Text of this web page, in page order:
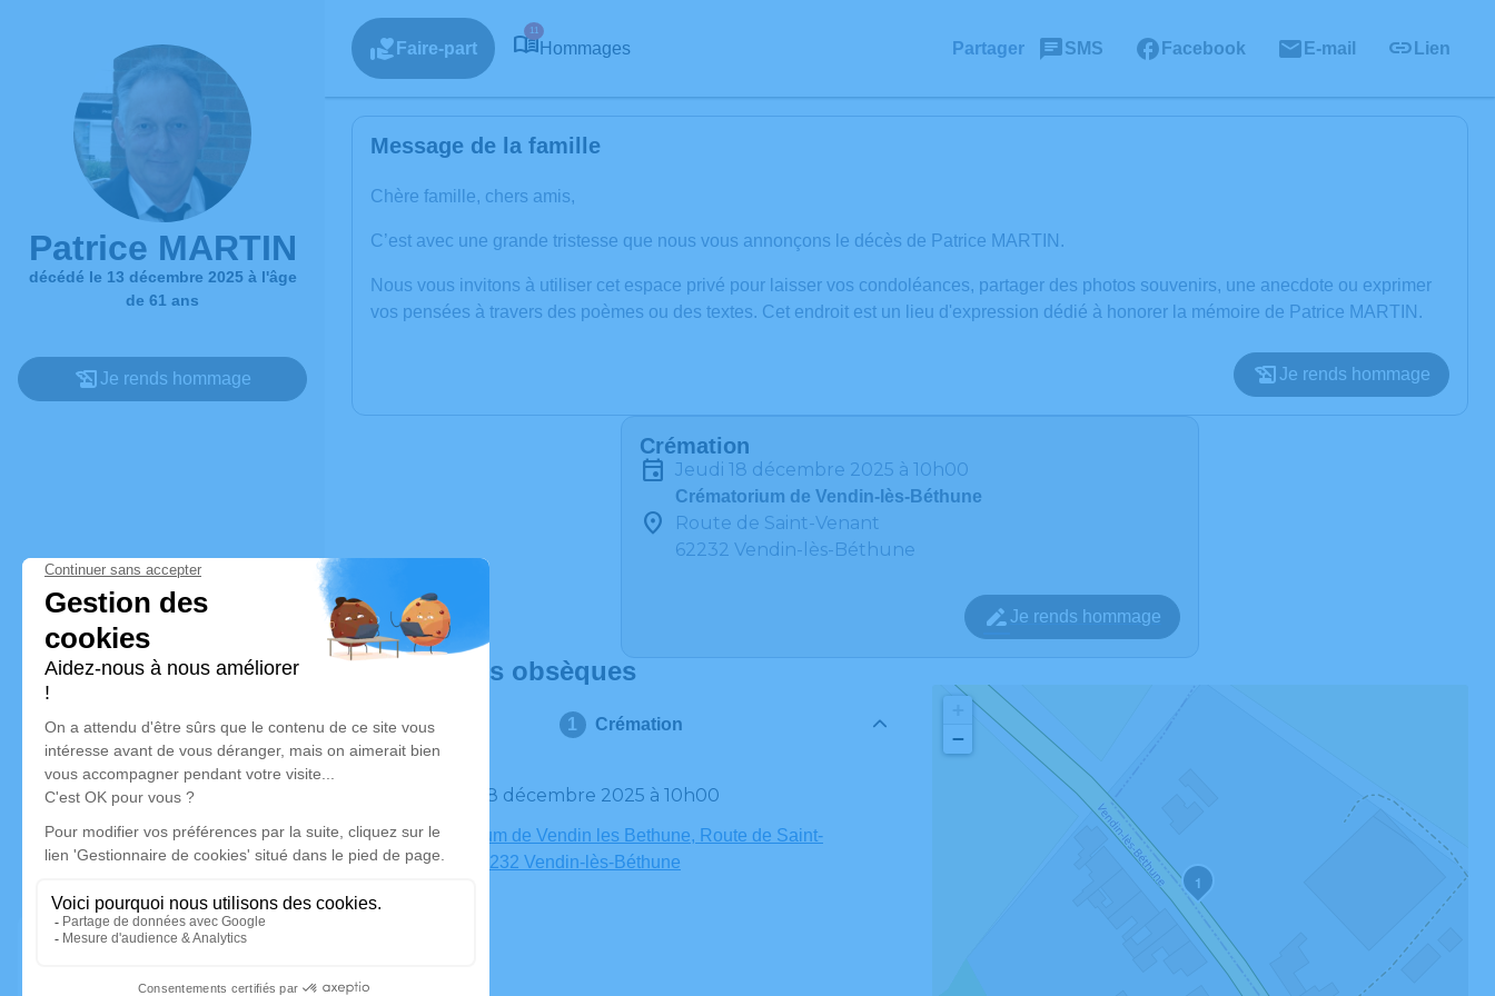
Patrice MARTIN
décédé le 13 décembre 2025 à l'âge
de 61 ans
Je rends hommage
Faire-part
11
Hommages Partager SMS Facebook E-mail Lien
Message de la famille
Chère famille, chers amis,
C’est avec une grande tristesse que nous vous annonçons le décès de Patrice MARTIN.
Nous vous invitons à utiliser cet espace privé pour laisser vos condoléances, partager des photos souvenirs, une anecdote ou exprimer
vos pensées à travers des poèmes ou des textes. Cet endroit est un lieu d'expression dédié à honorer la mémoire de Patrice MARTIN.
Je rends hommage
Crémation
jeudi 18 décembre 2025 à 10h00
Crématorium de Vendin-lès-Béthune
Route de Saint-Venant
62232 Vendin-lès-Béthune
Je rends hommage
Déroulé des obsèques
Crémation
Le jeudi 18 décembre 2025 à 10h00
Crématorium de Vendin les Bethune, Route de Saint-
Venant, 62232 Vendin-lès-Béthune
1
−